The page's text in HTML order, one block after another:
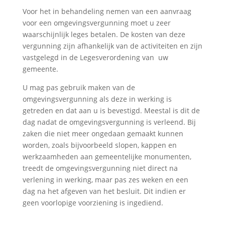
Voor het in behandeling nemen van een aanvraag
voor een omgevingsvergunning moet u zeer
waarschijnlijk leges betalen. De kosten van deze
vergunning zijn afhankelijk van de activiteiten en zijn
vastgelegd in de Legesverordening van uw
gemeente.
U mag pas gebruik maken van de
omgevingsvergunning als deze in werking is
getreden en dat aan u is bevestigd. Meestal is dit de
dag nadat de omgevingsvergunning is verleend. Bij
zaken die niet meer ongedaan gemaakt kunnen
worden, zoals bijvoorbeeld slopen, kappen en
werkzaamheden aan gemeentelijke monumenten,
treedt de omgevingsvergunning niet direct na
verlening in werking, maar pas zes weken en een
dag na het afgeven van het besluit. Dit indien er
geen voorlopige voorziening is ingediend.